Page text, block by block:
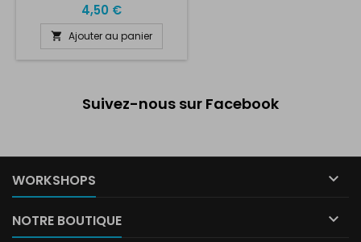
4,50 €
 Ajouter au panier
Suivez-nous sur Facebook
WORKSHOPS 
NOTRE BOUTIQUE 